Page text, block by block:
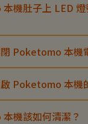
機肚子上 LED 燈
Poketomo 本機
Poketomo 本機
機該如何清潔？